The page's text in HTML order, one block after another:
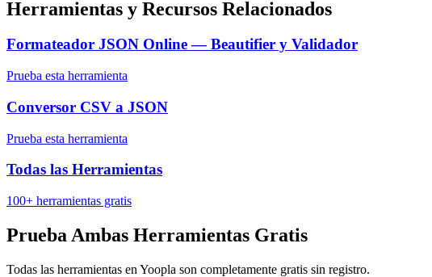
Herramientas y Recursos Relacionados
Formateador JSON Online — Beautifier y Validador
Prueba esta herramienta
Conversor CSV a JSON
Prueba esta herramienta
Todas las Herramientas
100+ herramientas gratis
Prueba Ambas Herramientas Gratis
Todas las herramientas en Yoopla son completamente gratis sin registro.